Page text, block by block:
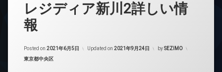
レジディア新川2詳しい情
報
Posted on 2021年6月5日 Updated on 2021年9月24日 bySEZIMO
カテゴリー:
東京都中央区